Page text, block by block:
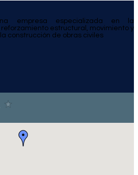
empresa especializada en la
estructural, movimiento y
construcción de obras civiles